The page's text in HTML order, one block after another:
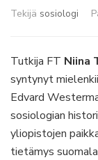
Tekijä sosiologi
Tutkija FT Niina
syntynyt
Edvard
sosiologian
yliopistojen
tietämys